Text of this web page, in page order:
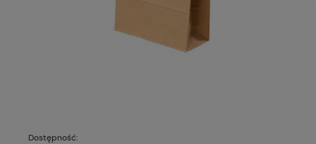
Dostępność: